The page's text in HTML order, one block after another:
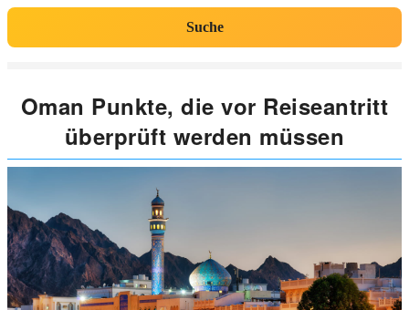
Suche
Oman Punkte, die vor Reiseantritt
überprüft werden müssen